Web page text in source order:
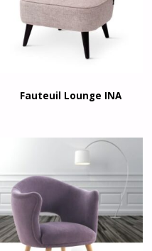
Fauteuil Lounge INA